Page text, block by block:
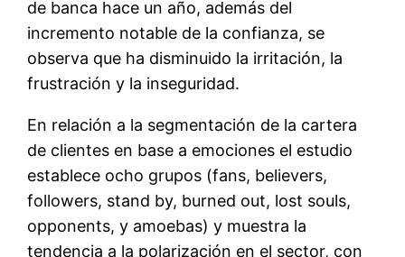
de banca hace un año, además del
incremento notable de la confianza, se
observa que ha disminuido la irritación, la
frustración y la inseguridad.
En relación a la segmentación de la cartera
de clientes en base a emociones el estudio
establece ocho grupos (fans, believers,
followers, stand by, burned out, lost souls,
opponents, y amoebas) y muestra la
tendencia a la polarización en el sector, con